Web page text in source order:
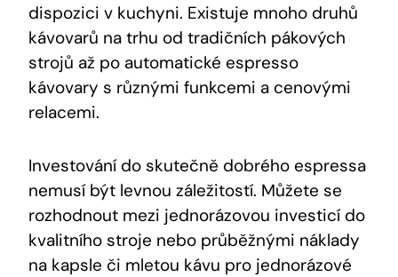
dispozici v kuchyni. Existuje mnoho druhů
kávovarů na trhu od tradičních pákových
strojů až po automatické espresso
kávovary s různými funkcemi a cenovými
relacemi.
Investování do skutečně dobrého espressa
nemusí být levnou záležitostí. Můžete se
rozhodnout mezi jednorázovou investicí do
kvalitního stroje nebo průběžnými náklady
na kapsle či mletou kávu pro jednorázové